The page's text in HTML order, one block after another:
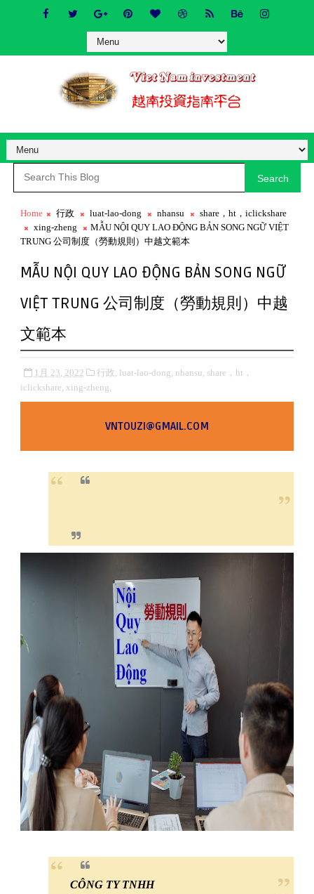
Search
Home 行政 luat-lao-dong nhansu
share，ht，iclickshare
xing-zheng
MẪU NỘI QUY LAO ĐỘNG BẢN SONG NGỮ VIỆT
TRUNG 公司制度（勞動規則）中越文範本
MẪU NỘI QUY LAO ĐỘNG BẢN SONG NGỮ
VIỆT TRUNG 公司制度（勞動規則）中越
文範本
1月 23, 2022 行政, luat-lao-dong, nhansu, share，ht，
iclickshare, xing-zheng,
VNTOUZI@GMAIL.COM
CÔNG TY TNHH